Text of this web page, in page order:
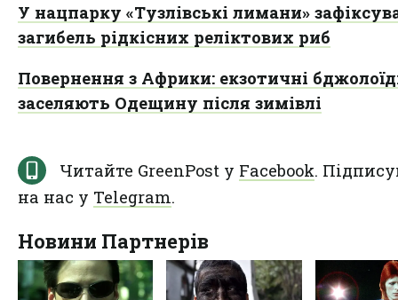
У нацпарку «Тузлівські лимани»
загибель рідкісних реліктових риб
Повернення з Африки: екзотичні
заселяють Одещину після зимівлі
Читайте GreenPost у Facebook.
на нас у Telegram.